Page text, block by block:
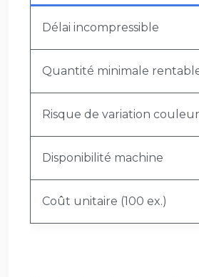
Délai incompressible
Quantité minimale
Risque de variation couleur
Disponibilité machine
Coût unitaire (100 ex.)